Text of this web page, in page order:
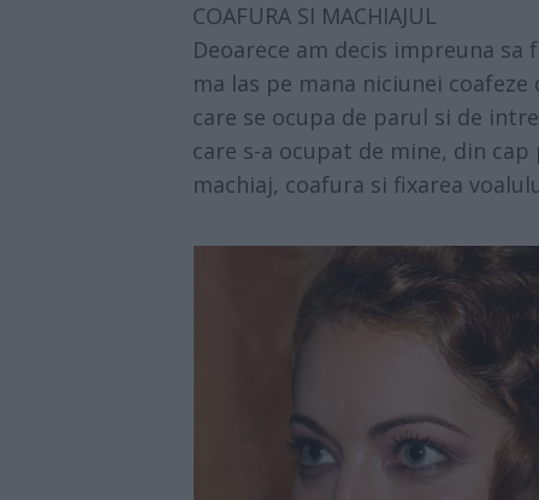
COAFURA SI MACHIAJUL
Deoarece am decis impreuna
ma las pe mana niciunei
care se ocupa de parul si de
care s-a ocupat de mine, din
machiaj, coafura si fixarea